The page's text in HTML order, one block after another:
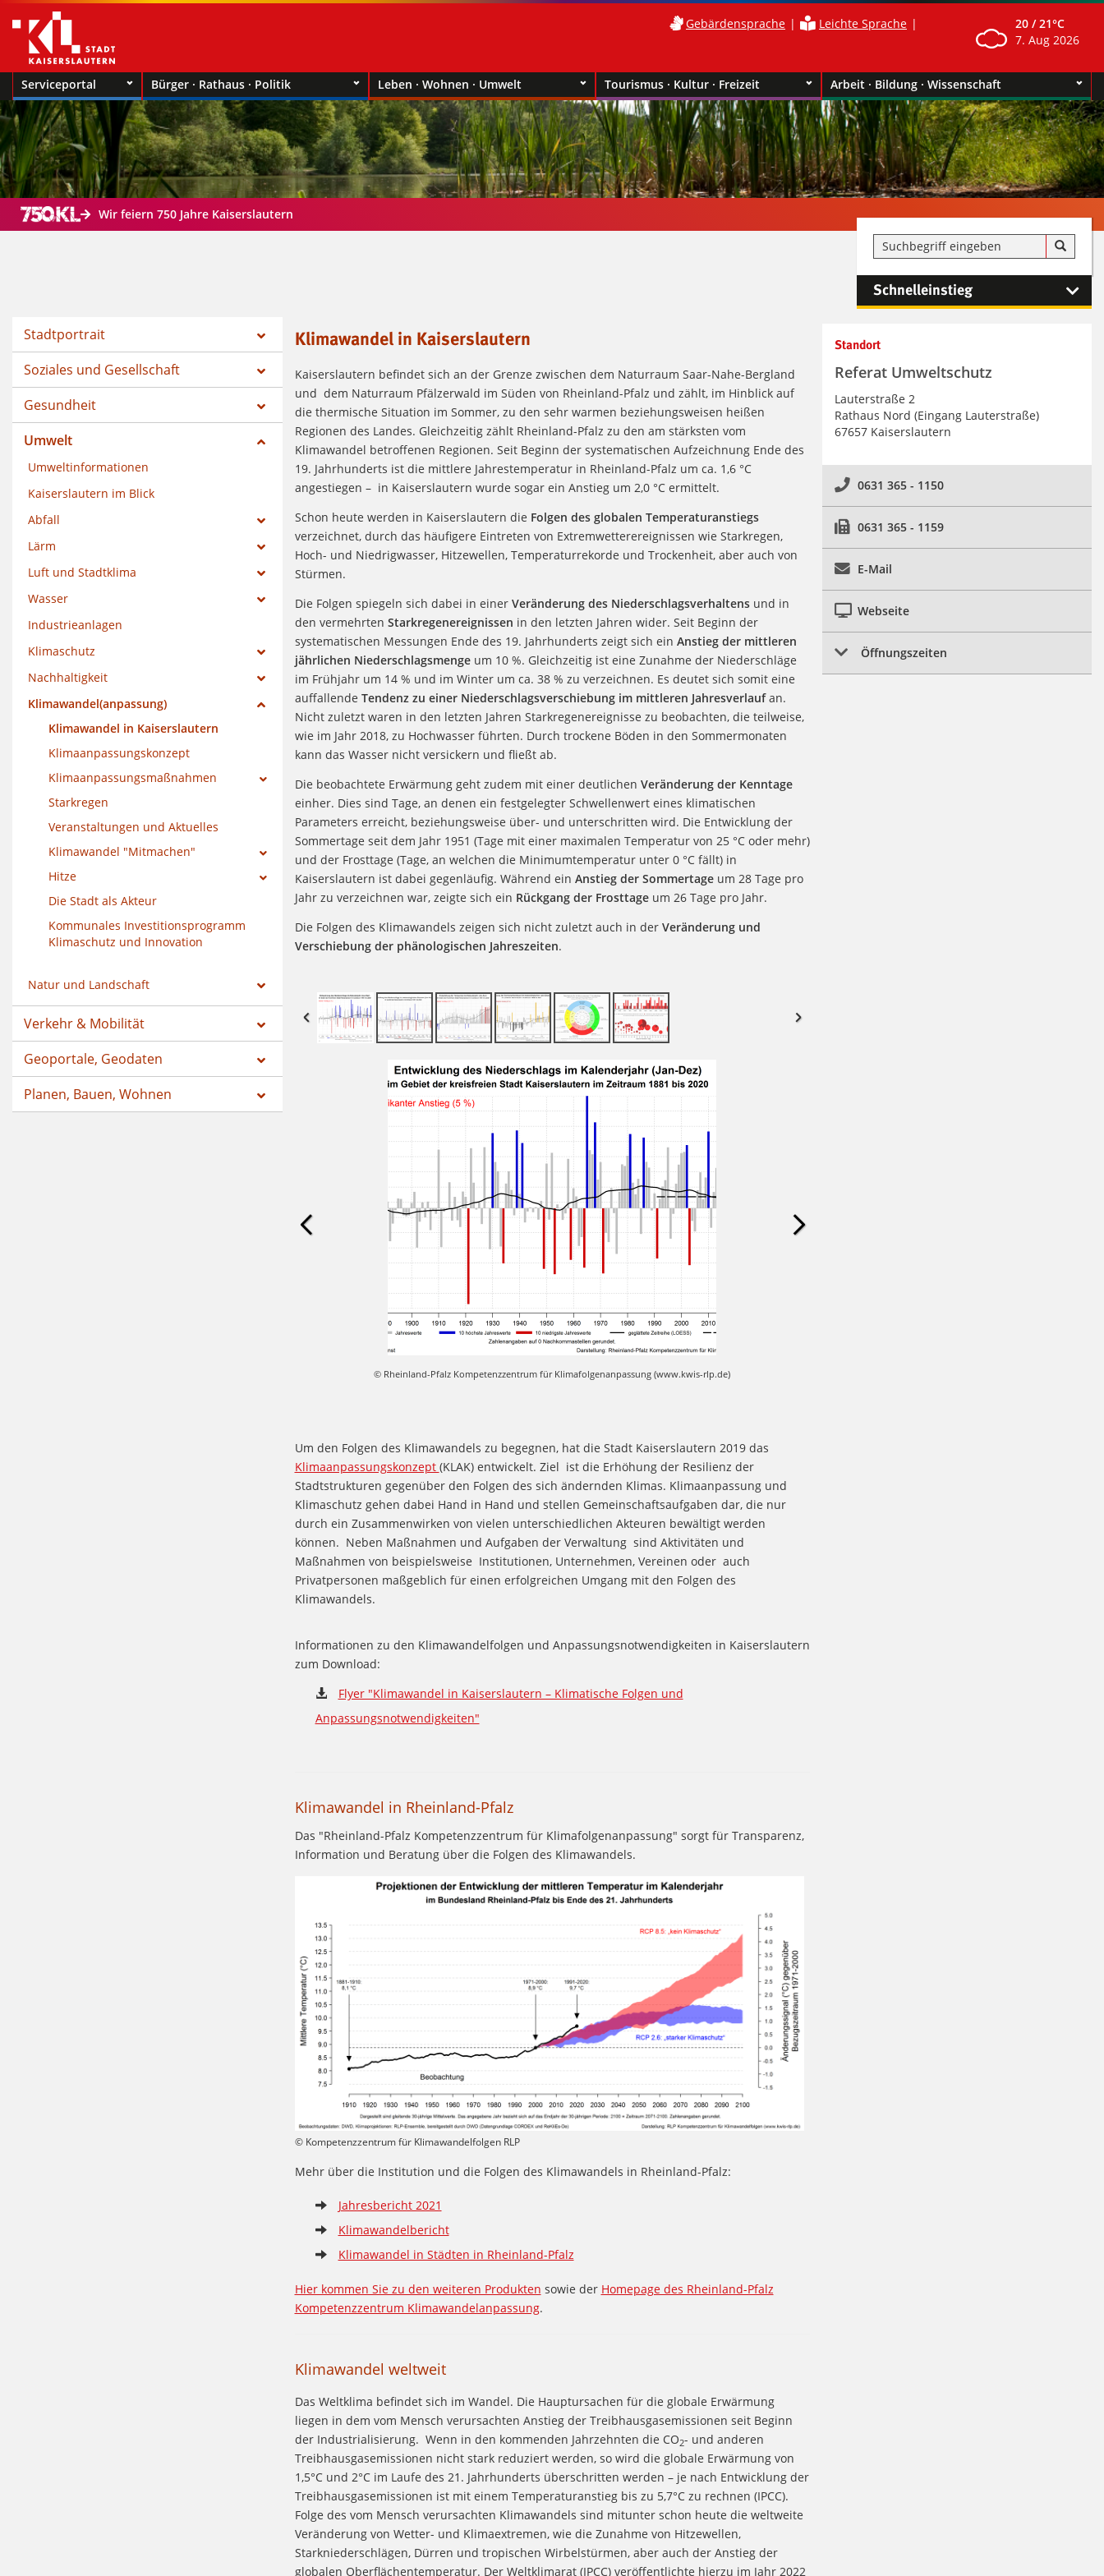
Gebärdensprache Leichte Sprache 20 / 21°C
7. Aug 2026
Serviceportal Bürger · Rathaus · Politik Leben · Wohnen · Umwelt Tourismus · Kultur · Freizeit Arbeit · Bildung · Wissenschaft
Wir feiern 750 Jahre Kaiserslautern
Schnelleinstieg
Stadtportrait
Soziales und Gesellschaft
Gesundheit
Umwelt
Umweltinformationen
Kaiserslautern im Blick
Abfall
Lärm
Luft und Stadtklima
Wasser
Industrieanlagen
Klimaschutz
Nachhaltigkeit
Klimawandel(anpassung)
Klimawandel in Kaiserslautern
Klimaanpassungskonzept
Klimaanpassungsmaßnahmen
Starkregen
Veranstaltungen und Aktuelles
Klimawandel "Mitmachen"
Hitze
Die Stadt als Akteur
Kommunales Investitionsprogramm
Klimaschutz und Innovation
Natur und Landschaft
Verkehr & Mobilität
Geoportale, Geodaten
Planen, Bauen, Wohnen
Klimawandel in Kaiserslautern
Kaiserslautern befindet sich an der Grenze zwischen dem Naturraum Saar-Nahe-Bergland
und dem Naturraum Pfälzerwald im Süden von Rheinland-Pfalz und zählt, im Hinblick auf
die thermische Situation im Sommer, zu den sehr warmen beziehungsweisen heißen
Regionen des Landes. Gleichzeitig zählt Rheinland-Pfalz zu den am stärksten vom
Klimawandel betroffenen Regionen. Seit Beginn der systematischen Aufzeichnung Ende des
19. Jahrhunderts ist die mittlere Jahrestemperatur in Rheinland-Pfalz um ca. 1,6 °C
angestiegen – in Kaiserslautern wurde sogar ein Anstieg um 2,0 °C ermittelt.
Schon heute werden in Kaiserslautern die Folgen des globalen Temperaturanstiegs
verzeichnet, durch das häufigere Eintreten von Extremwetterereignissen wie Starkregen,
Hoch- und Niedrigwasser, Hitzewellen, Temperaturrekorde und Trockenheit, aber auch von
Stürmen.
Die Folgen spiegeln sich dabei in einer Veränderung des Niederschlagsverhaltensund in
den vermehrten Starkregenereignissen in den letzten Jahren wider. Seit Beginn der
systematischen Messungen Ende des 19. Jahrhunderts zeigt sich ein Anstieg der mittleren
jährlichen Niederschlagsmengeum 10 %. Gleichzeitig ist eine Zunahme der Niederschläge
im Frühjahr um 14 % und im Winter um ca. 38 % zu verzeichnen. Es deutet sich somit eine
auffallende Tendenz zu einer Niederschlagsverschiebung im mittleren Jahresverlaufan.
Nicht zuletzt waren in den letzten Jahren Starkregenereignisse zu beobachten, die teilweise,
wie im Jahr 2018, zu Hochwasser führten. Durch trockene Böden in den Sommermonaten
kann das Wasser nicht versickern und fließt ab.
Die beobachtete Erwärmung geht zudem mit einer deutlichen Veränderung der Kenntage
einher. Dies sind Tage, an denen ein festgelegter Schwellenwert eines klimatischen
Parameters erreicht, beziehungsweise über- und unterschritten wird. Die Entwicklung der
Sommertage seit dem Jahr 1951 (Tage mit einer maximalen Temperatur von 25 °C oder mehr)
und der Frosttage (Tage, an welchen die Minimumtemperatur unter 0 °C fällt) in
Kaiserslautern ist dabei gegenläufig. Während ein Anstieg der Sommertageum 28 Tage pro
Jahr zu verzeichnen war, zeigte sich ein Rückgang der Frosttageum 26 Tage pro Jahr.
Die Folgen des Klimawandels zeigen sich nicht zuletzt auch in der Veränderung und
Verschiebung der phänologischen Jahreszeiten.
© Rheinland-Pfalz Kompetenzzentrum für Klimafolgenanpassung (www.kwis-rlp.de)
Um den Folgen des Klimawandels zu begegnen, hat die Stadt Kaiserslautern 2019 das
Klimaanpassungskonzept (KLAK) entwickelt. Ziel ist die Erhöhung der Resilienz der
Stadtstrukturen gegenüber den Folgen des sich ändernden Klimas. Klimaanpassung und
Klimaschutz gehen dabei Hand in Hand und stellen Gemeinschaftsaufgaben dar, die nur
durch ein Zusammenwirken von vielen unterschiedlichen Akteuren bewältigt werden
können. Neben Maßnahmen und Aufgaben der Verwaltung sind Aktivitäten und
Maßnahmen von beispielsweise Institutionen, Unternehmen, Vereinen oder auch
Privatpersonen maßgeblich für einen erfolgreichen Umgang mit den Folgen des
Klimawandels.
Informationen zu den Klimawandelfolgen und Anpassungsnotwendigkeiten in Kaiserslautern
zum Download:
Flyer "Klimawandel in Kaiserslautern – Klimatische Folgen und
Anpassungsnotwendigkeiten"
Klimawandel in Rheinland-Pfalz
Das "Rheinland-Pfalz Kompetenzzentrum für Klimafolgenanpassung" sorgt für Transparenz,
Information und Beratung über die Folgen des Klimawandels.
© Kompetenzzentrum für Klimawandelfolgen RLP
Mehr über die Institution und die Folgen des Klimawandels in Rheinland-Pfalz:
Jahresbericht 2021
Klimawandelbericht
Klimawandel in Städten in Rheinland-Pfalz
Hier kommen Sie zu den weiteren Produkten sowie der Homepage des Rheinland-Pfalz
Kompetenzzentrum Klimawandelanpassung.
Klimawandel weltweit
Das Weltklima befindet sich im Wandel. Die Hauptursachen für die globale Erwärmung
liegen in dem vom Mensch verursachten Anstieg der Treibhausgasemissionen seit Beginn
der Industrialisierung. Wenn in den kommenden Jahrzehnten die CO2- und anderen
Treibhausgasemissionen nicht stark reduziert werden, so wird die globale Erwärmung von
1,5°C und 2°C im Laufe des 21. Jahrhunderts überschritten werden – je nach Entwicklung der
Treibhausgasemissionen ist mit einem Temperaturanstieg bis zu 5,7°C zu rechnen (IPCC).
Folge des vom Mensch verursachten Klimawandels sind mitunter schon heute die weltweite
Veränderung von Wetter- und Klimaextremen, wie die Zunahme von Hitzewellen,
Starkniederschlägen, Dürren und tropischen Wirbelstürmen, aber auch der Anstieg der
globalen Oberflächentemperatur. Der Weltklimarat (IPCC) veröffentlichte hierzu im Jahr 2022
Kontaktinformationen und
Weiterführendes
Standort
Referat Umweltschutz
Lauterstraße 2
Rathaus Nord (Eingang Lauterstraße)
67657 Kaiserslautern
0631 365 - 1150
0631 365 - 1159
E-Mail
Webseite
Öffnungszeiten